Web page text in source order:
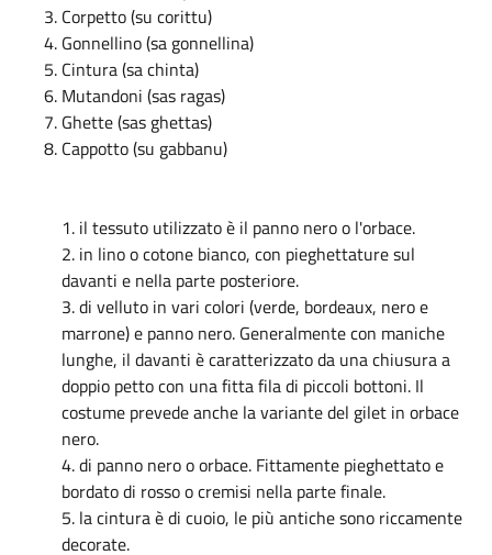
Corpetto (su corittu)
Gonnellino (sa gonnellina)
Cintura (sa chinta)
Mutandoni (sas ragas)
Ghette (sas ghettas)
Cappotto (su gabbanu)
1. il tessuto utilizzato è il panno nero o l'orbace.
2. in lino o cotone bianco, con pieghettature sul
davanti e nella parte posteriore.
3. di velluto in vari colori (verde, bordeaux, nero e
marrone) e panno nero. Generalmente con maniche
lunghe, il davanti è caratterizzato da una chiusura a
doppio petto con una fitta fila di piccoli bottoni. Il
costume prevede anche la variante del gilet in orbace
nero.
4. di panno nero o orbace. Fittamente pieghettato e
bordato di rosso o cremisi nella parte finale.
5. la cintura è di cuoio, le più antiche sono riccamente
decorate.